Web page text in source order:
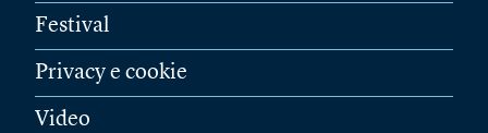
Festival
Privacy e cookie
Video